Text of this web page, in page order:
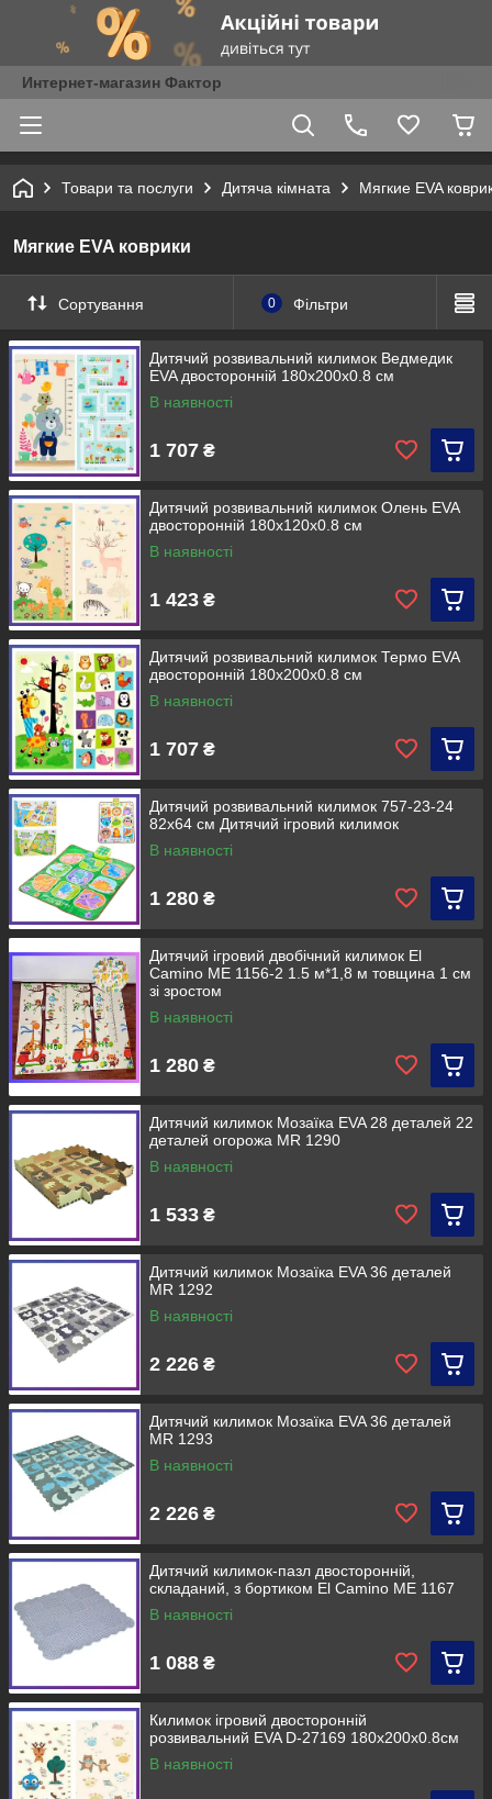
Интернет-магазин Фактор
Товари та послуги Дитяча кімната Мягкие EVA
Мягкие EVA коврики
Сортування 0 Фільтри
Дитячий розвивальний килимок Ведмедик
EVA двосторонній 180х200х0.8 см
В наявності
1 707 ₴
Дитячий розвивальний килимок Олень EVA
двосторонній 180х120х0.8 см
В наявності
1 423 ₴
Дитячий розвивальний килимок Термо EVA
двосторонній 180х200х0.8 см
В наявності
1 707 ₴
Дитячий розвивальний килимок 757-23-24
82х64 см Дитячий ігровий килимок
В наявності
1 280 ₴
Дитячий ігровий двобічний килимок El
Camino ME 1156-2 1.5 м*1,8 м товщина 1 см
зі зростом
В наявності
1 280 ₴
Дитячий килимок Мозаїка EVA 28 деталей 22
деталей огорожа MR 1290
В наявності
1 533 ₴
Дитячий килимок Мозаїка EVA 36 деталей
MR 1292
В наявності
2 226 ₴
Дитячий килимок Мозаїка EVA 36 деталей
MR 1293
В наявності
2 226 ₴
Дитячий килимок-пазл двосторонній,
складаний, з бортиком El Camino ME 1167
В наявності
1 088 ₴
Килимок ігровий двосторонній
розвивальний EVA D-27169 180х200х0.8см
В наявності